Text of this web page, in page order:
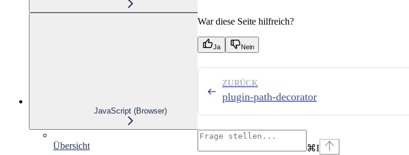
JavaScript (Browser)
Übersicht
War diese Seite hilfreich?
Ja Nein
plugin-path-decorator
ZURÜCK
⌘I